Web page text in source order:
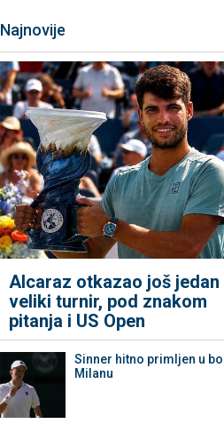
Najnovije
Alcaraz otkazao još jedan
veliki turnir, pod znakom
pitanja i US Open
Sinner hitno primljen u
Milanu